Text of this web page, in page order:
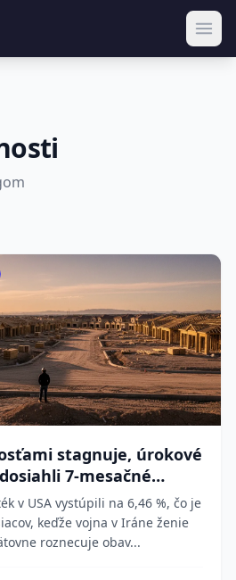
stagnuje, úrokové
7-mesačné
v USA vystúpili na 6,46 %, čo je
keďže vojna v Iráne ženie
roznecuje obav...